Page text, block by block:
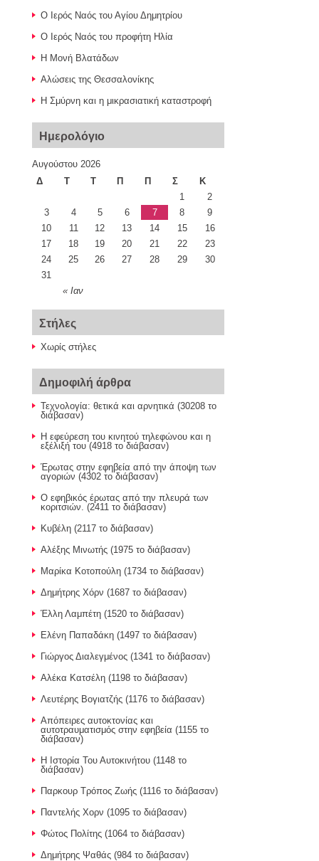
Ο Ιερός Ναός του Αγίου Δημητρίου
Ο Ιερός Ναός του προφήτη Ηλία
Η Μονή Βλατάδων
Αλώσεις της Θεσσαλονίκης
Η Σμύρνη και η μικρασιατική καταστροφή
Ημερολόγιο
Αυγούστου 2026
Δ
Τ Τ Π Π Σ Κ
« Ιαν
1
2
3
4 5 6 7 8
9
10
11 12 13 14 15
16
17
18 19 20 21 22
23
24
25 26 27 28 29
30
31
Στήλες
Χωρίς στήλες
Δημοφιλή άρθρα
Τεχνολογία: θετικά και αρνητικά (30208 το
διάβασαν)
Η εφεύρεση του κινητού τηλεφώνου και η
εξέλιξή του (4918 το διάβασαν)
Έρωτας στην εφηβεία από την άποψη των
αγοριών (4302 το διάβασαν)
Ο εφηβικός έρωτας από την πλευρά των
κοριτσιών. (2411 το διάβασαν)
Κυβέλη (2117 το διάβασαν)
Αλέξης Μινωτής (1975 το διάβασαν)
Μαρίκα Κοτοπούλη (1734 το διάβασαν)
Δημήτρης Χόρν (1687 το διάβασαν)
Έλλη Λαμπέτη (1520 το διάβασαν)
Ελένη Παπαδάκη (1497 το διάβασαν)
Γιώργος Διαλεγμένος (1341 το διάβασαν)
Αλέκα Κατσέλη (1198 το διάβασαν)
Λευτέρης Βογιατζής (1176 το διάβασαν)
Απόπειρες αυτοκτονίας και
αυτοτραυματισμός στην εφηβεία (1155 το
διάβασαν)
Η Ιστορία Του Αυτοκινήτου (1148 το
διάβασαν)
Παρκουρ Τρόπος Ζωής (1116 το διάβασαν)
Παντελής Χορν (1095 το διάβασαν)
Φώτος Πολίτης (1064 το διάβασαν)
Δημήτρης Ψαθάς (984 το διάβασαν)